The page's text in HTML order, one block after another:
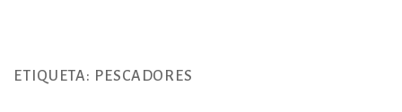
ETIQUETA: PESCADORES